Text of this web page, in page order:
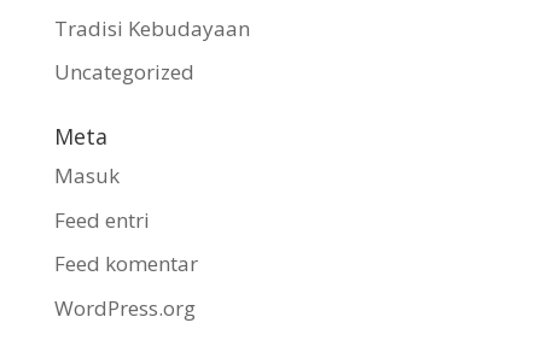
Tradisi Kebudayaan
Uncategorized
Meta
Masuk
Feed entri
Feed komentar
WordPress.org